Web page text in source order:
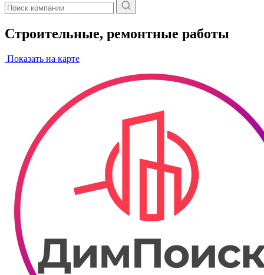
Строительные, ремонтные работы
Показать на карте